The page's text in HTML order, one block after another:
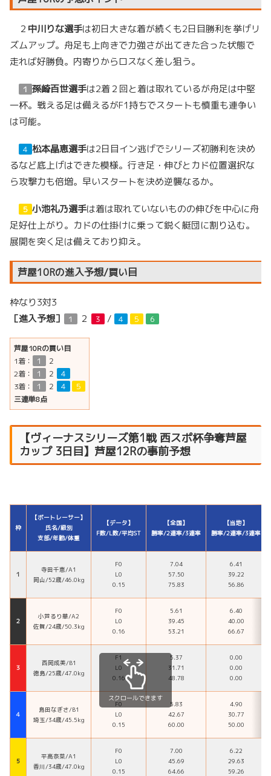
２ 中川りな選手は初日大きな着が続くも2日目勝利を挙げリ
ズムアップ。舟足も上向きで力強さが出てきた合った状態で
走れば好勝負。内寄りからロスなく差し狙う。
１ 孫崎百世選手は2着２回と着は取れているが舟足は中堅
一杯。戦える足は備えるがF1持ちでスタートも慎重も連争い
は可能。
４ 松本晶恵選手は2日目イン逃げでシリーズ初勝利を決め
るなど底上げはできた模様。行き足・伸びとカド位置選択な
ら攻撃力も倍増。早いスタートを決め逆襲なるか。
５ 小池礼乃選手は着は取れていないものの伸びを中心に舟
足好仕上がり。カドの仕掛けに乗って鋭く艇団に割り込む。
展開を突く足は備えており抑え。
芦屋10Rの進入予想/買い目
枠なり3対3
［進入予想］
１ ２ ３ / ４ ５ ６
芦屋10Rの買い目
1着：
１
２
2着：
１ ２
４
3着：
１ ２ ４
５
三連単8点
【ヴィーナスシリーズ第1戦 西スポ杯争奪芦屋
カップ 3日目】芦屋12Rの事前予想
枠
【ボートレーサー】
氏名/級別
支部/年齢/体重
【データ】
F数/L数/平均ST
【全国】
勝率/2連率/3連率
【当地】
勝率/2連率/3連率
１
寺田千恵/A1
岡山/52歳/46.0kg
F0
L0
0.15
7.04
57.50
75.83
6.41
39.22
56.86
２
小芦るり華/A2
佐賀/24歳/50.3kg
F0
L0
0.16
5.61
39.45
53.21
6.40
40.00
66.67
３
西岡成美/B1
徳島/25歳/47.0kg
F1
L0
0.16
5.37
31.71
48.78
0.00
0.00
0.00
４
島田なぎさ/B1
埼玉/34歳/45.5kg
F0
L0
0.15
5.83
42.67
60.00
4.90
30.77
50.00
５
平高奈菜/A1
香川/34歳/47.0kg
F0
L0
0.15
7.00
45.69
64.66
6.22
29.63
59.26
スクロールできます